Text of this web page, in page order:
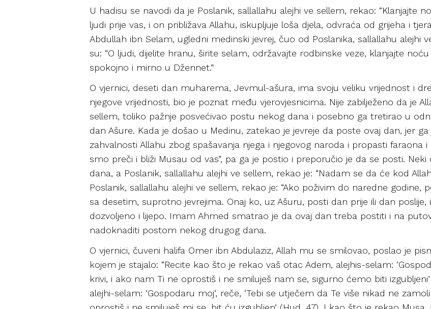
U hadisu se navodi da je Poslanik, sallallahu alejhi ve sellem, rekao: “Klanjajte
ljudi prije vas, i on približava Allahu, iskupljuje loša djela, odvraća od grijeha i
Abdullah ibn Selam, ugledni medinski jevrej, čuo od Poslanika, sallallahu alejhi
su: “O ljudi, dijelite hranu, širite selam, održavajte rodbinske veze, klanjajte
spokojno i mirno u Džennet.”
O vjernici, deseti dan muharema, Jevmul-ašura, ima svoju veliku vrijednost i
njegove vrijednosti, bio je poznat među vjerovjesnicima. Nije zabilježeno da je
sellem, toliko pažnje posvećivao postu nekog dana i posebno ga tretirao u
dan Ašure. Kada je došao u Medinu, zatekao je jevreje da poste ovaj dan, jer
zahvalnosti Allahu zbog spašavanja njega i njegovog naroda i propasti faraona i
smo preči i bliži Musau od vas”, pa ga je postio i preporučio je da se posti.
dana, a Poslanik, sallallahu alejhi ve sellem, rekao je: “Nadam se da će kod
Poslanik, sallallahu alejhi ve sellem, rekao je: “Ako poživim do naredne godine,
sa desetim, suprotno jevrejima. Onaj ko, uz Ašuru, posti dan prije ili dan
dozvoljeno i lijepo. Imam Ahmed smatrao je da ovaj dan treba postiti i na
nadoknaditi postom nekog drugog dana.
O vjernici, čuveni halifa Omer ibn Abdulaziz, Allah mu se smilovao, poslao je
kojem je stajalo: “Recite kao što je rekao vaš otac Adem, alejhis-selam:
krivi, i ako nam Ti ne oprostiš i ne smiluješ nam se, sigurno ćemo biti
alejhi-selam: ‘Gospodaru moj‘, reče, ‘Tebi se utječem da Te više nikad ne